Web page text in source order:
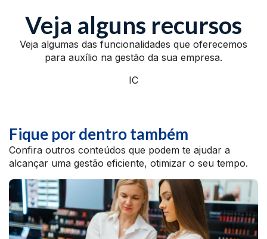
Veja alguns recursos
Veja algumas das funcionalidades que oferecemos
para auxílio na gestão da sua empresa.
IC
Fique por dentro também
Confira outros conteúdos que podem te ajudar a
alcançar uma gestão eficiente, otimizar o seu tempo.